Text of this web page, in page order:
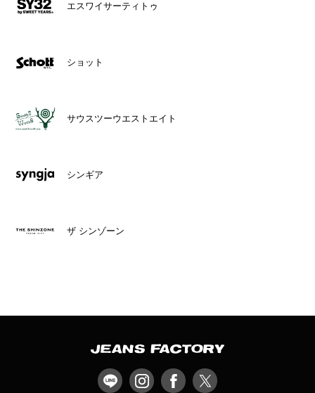
エスワイサーティトゥ
ショット
サウスツーウエストエイト
シンギア
ザ シンゾーン